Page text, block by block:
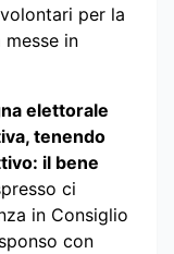
per la
messe in
elettorale
tenendo
il bene
ci
in Consiglio
con